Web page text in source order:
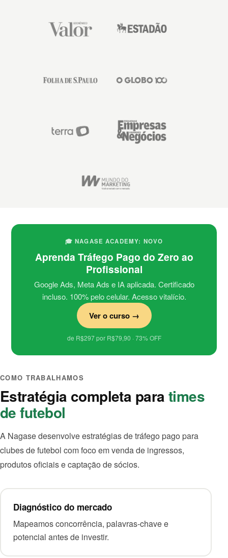
🎓 NAGASE ACADEMY: NOVO
Aprenda Tráfego Pago do Zero ao
Profissional
Google Ads, Meta Ads e IA aplicada. Certificado
incluso. 100% pelo celular. Acesso vitalício.
Ver o curso →
de R$297 por R$79,90 · 73% OFF
COMO TRABALHAMOS
Estratégia completa paratimes
de futebol
A Nagase desenvolve estratégias de tráfego pago para
clubes de futebol com foco em venda de ingressos,
produtos oficiais e captação de sócios.
Diagnóstico do mercado
Mapeamos concorrência, palavras-chave e
potencial antes de investir.